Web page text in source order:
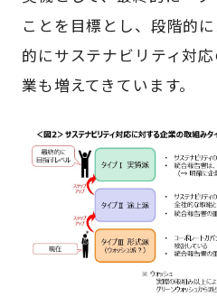
ことを目標とし、段階的
的にサステナビリティ対
業も増えてきています。